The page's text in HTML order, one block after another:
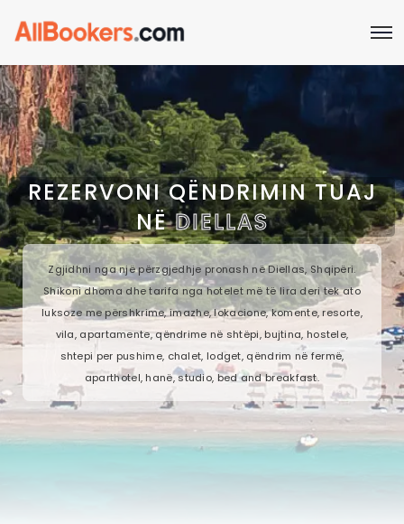
REZERVONI QËNDRIMIN TUAJ
NËDIELLAS
Zgjidhni nga një përzgjedhje pronash në Diellas, Shqipëri.
Shikoni dhoma dhe tarifa nga hotelet më të lira deri tek ato
luksoze me përshkrime, imazhe, lokacione, komente, resorte,
vila, apartamente, qëndrime në shtëpi, bujtina, hostele,
shtepi per pushime, chalet, lodget, qëndrim në fermë,
aparthotel, hanë, studio, bed and breakfast.